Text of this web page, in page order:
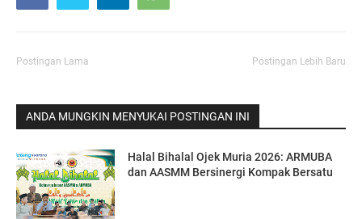
Postingan Lama Postingan Lebih Baru
ANDA MUNGKIN MENYUKAI POSTINGAN INI
Halal Bihalal Ojek Muria 2026: ARMUBA
dan AASMM Bersinergi Kompak Bersatu